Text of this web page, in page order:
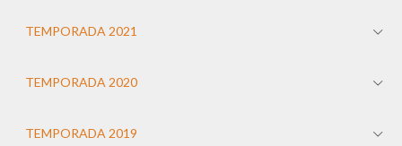
TEMPORADA 2021
TEMPORADA 2020
TEMPORADA 2019